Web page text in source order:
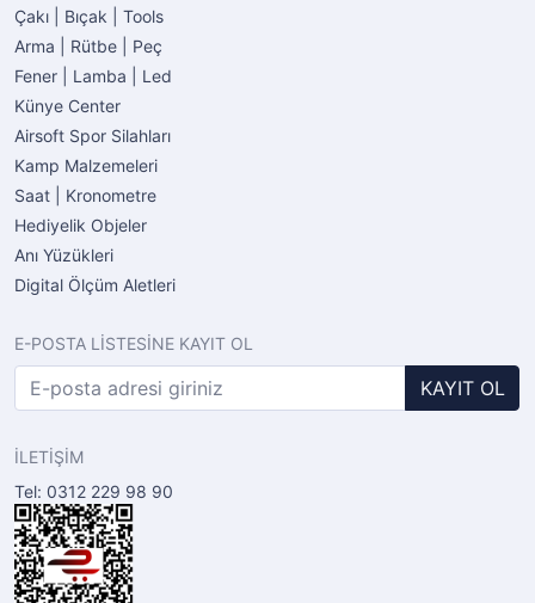
Çakı | Bıçak | Tools
Arma | Rütbe | Peç
Fener | Lamba | Led
Künye Center
Airsoft Spor Silahları
Kamp Malzemeleri
Saat | Kronometre
Hediyelik Objeler
Anı Yüzükleri
Digital Ölçüm Aletleri
E-POSTA LİSTESİNE KAYIT OL
KAYIT OL
İLETİŞİM
Tel: 0312 229 98 90